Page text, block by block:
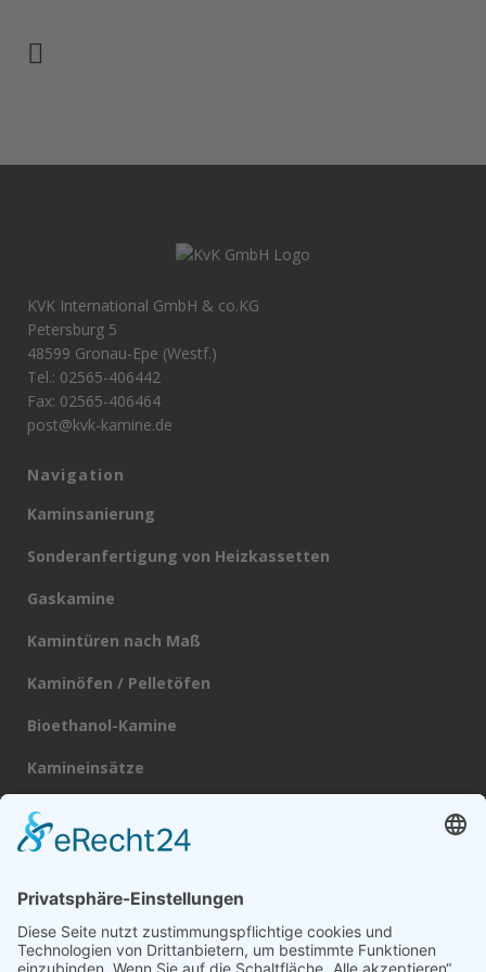
KVK International GmbH & co.KG
Petersburg 5
48599 Gronau-Epe (Westf.)
Tel.: 02565-406442
Fax: 02565-406464
post@kvk-kamine.de
Navigation
Kaminsanierung
Sonderanfertigung von Heizkassetten
Gaskamine
Kamintüren nach Maß
Kaminöfen / Pelletöfen
Bioethanol-Kamine
Kamineinsätze
Heizkassetten
Schornsteine
Broschüre
Datenschutz